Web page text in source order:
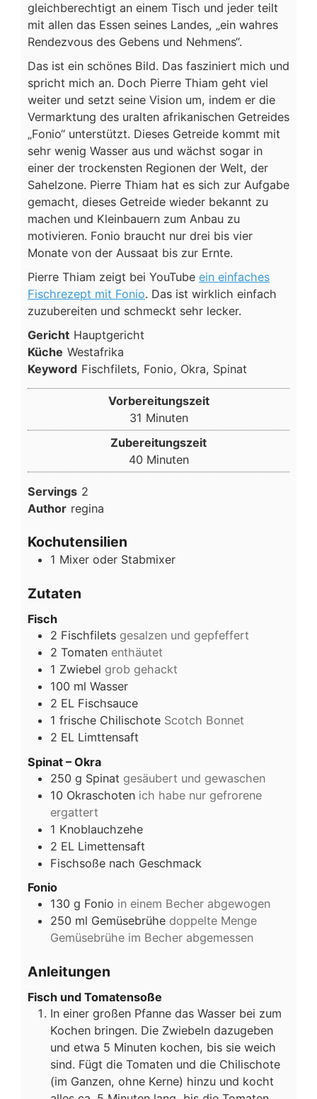
gleichberechtigt an einem Tisch und jeder teilt
mit allen das Essen seines Landes, „ein wahres
Rendezvous des Gebens und Nehmens“.
Das ist ein schönes Bild. Das fasziniert mich und
spricht mich an. Doch Pierre Thiam geht viel
weiter und setzt seine Vision um, indem er die
Vermarktung des uralten afrikanischen Getreides
„Fonio“ unterstützt. Dieses Getreide kommt mit
sehr wenig Wasser aus und wächst sogar in
einer der trockensten Regionen der Welt, der
Sahelzone. Pierre Thiam hat es sich zur Aufgabe
gemacht, dieses Getreide wieder bekannt zu
machen und Kleinbauern zum Anbau zu
motivieren. Fonio braucht nur drei bis vier
Monate von der Aussaat bis zur Ernte.
Pierre Thiam zeigt bei YouTube ein einfaches
Fischrezept mit Fonio. Das ist wirklich einfach
zuzubereiten und schmeckt sehr lecker.
Gericht Hauptgericht
Küche Westafrika
Keyword Fischfilets, Fonio, Okra, Spinat
Vorbereitungszeit
31 Minuten
Minuten
Zubereitungszeit
40Minuten
Minuten
Servings 2
Author regina
Kochutensilien
1 Mixer oder Stabmixer
Zutaten
Fisch
2 Fischfilets gesalzen und gepfeffert
2 Tomaten enthäutet
1 Zwiebel grob gehackt
100 ml Wasser
2 EL Fischsauce
1 frische Chilischote Scotch Bonnet
2 EL Limttensaft
Spinat – Okra
250 g Spinat gesäubert und gewaschen
10 Okraschoten ich habe nur gefrorene
ergattert
1 Knoblauchzehe
2 EL Limettensaft
Fischsoße nach Geschmack
Fonio
130 g Fonio in einem Becher abgewogen
250 ml Gemüsebrühe doppelte Menge
Gemüsebrühe im Becher abgemessen
Anleitungen
Fisch und Tomatensoße
In einer großen Pfanne das Wasser bei zum
Kochen bringen. Die Zwiebeln dazugeben
und etwa 5 Minuten kochen, bis sie weich
sind. Fügt die Tomaten und die Chilischote
(im Ganzen, ohne Kerne) hinzu und kocht